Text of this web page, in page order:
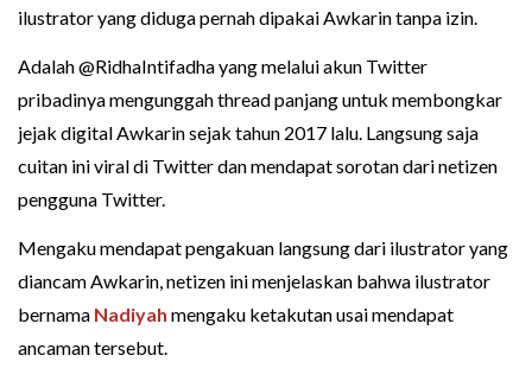
ilustrator yang diduga pernah dipakai Awkarin tanpa izin.
Adalah @RidhaIntifadha yang melalui akun Twitter
pribadinya mengunggah thread panjang untuk membongkar
jejak digital Awkarin sejak tahun 2017 lalu. Langsung saja
cuitan ini viral di Twitter dan mendapat sorotan dari netizen
pengguna Twitter.
Mengaku mendapat pengakuan langsung dari ilustrator yang
diancam Awkarin, netizen ini menjelaskan bahwa ilustrator
bernama Nadiyah mengaku ketakutan usai mendapat
ancaman tersebut.